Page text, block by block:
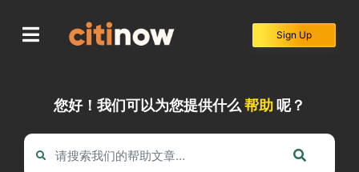
content
Sign Up
您好！我们可以为您提供什么 帮助呢？